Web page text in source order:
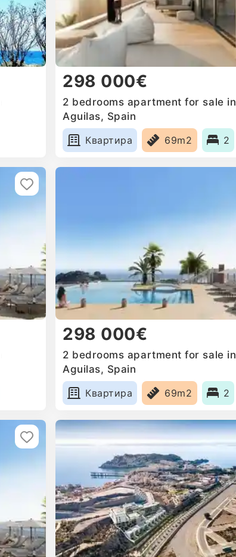
298 000€
2 bedrooms apartment for sale in
Aguilas, Spain
Квартира
69m2 2
298 000€
2 bedrooms apartment for sale in
Aguilas, Spain
Квартира
69m2 2